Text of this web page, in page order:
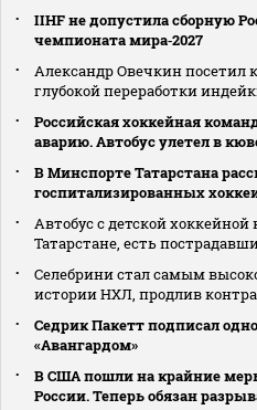
IIHF не допустила сборную
чемпионата мира‑2027
Александр Овечкин посетил
глубокой переработки
Российская хоккейная
аварию. Автобус улетел в
В Минспорте Татарстана
госпитализированных
Автобус с детской
Татарстане, есть
Селебрини стал самым
истории НХЛ, продлив
Седрик Пакетт подписал
«Авангардом»
В США пошли на крайние
России. Теперь обязан